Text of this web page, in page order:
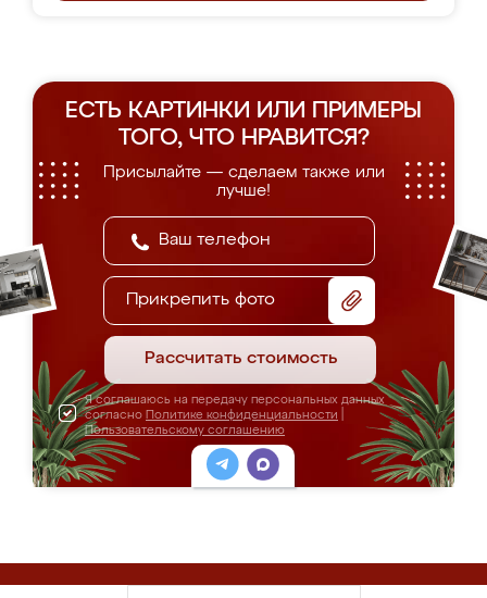
ЕСТЬ КАРТИНКИ ИЛИ ПРИМЕРЫ
ТОГО, ЧТО НРАВИТСЯ?
Присылайте — сделаем также или
лучше!
Прикрепить фото
Рассчитать стоимость
Я соглашаюсь на передачу персональных данных
согласно Политике конфиденциальности
Пользовательскому соглашению